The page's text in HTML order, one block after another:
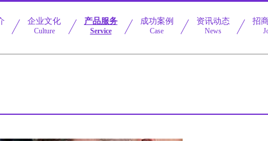
企业文化
Culture
产品服务
Service
成功案例
Case
资讯动态
News
招